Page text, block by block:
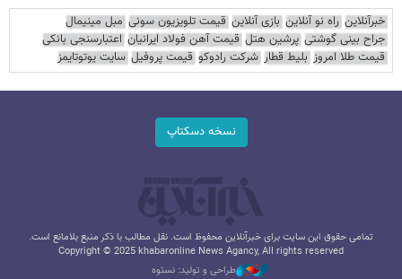
خبرآنلاین راه نو آنلاین بازی آنلاین قیمت تلویزیون سونی مبل مینیمال
جراح بینی گوشتی پرشین هتل قیمت آهن فولاد ایرانیان اعتبارسنجی بانکی
قیمت طلا امروز بلیط قطار شرکت رادوکو قیمت پروفیل سایت یوتوتایمز
نسخه دسکتاپ
تمامی حقوق این سایت برای خبرآنلاین محفوظ است. نقل مطالب با ذکر منبع بلامانع است.
Copyright © 2025 khabaronline News Agancy, All rights reserved
طراحی و تولید: نستوه